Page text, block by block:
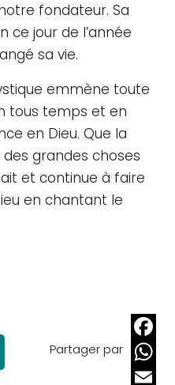
fondateur. Sa
ce jour de l’année
sa vie.
emmène toute
tous temps et en
en Dieu. Que la
grandes choses
et continue à faire
en chantant le
Partager par